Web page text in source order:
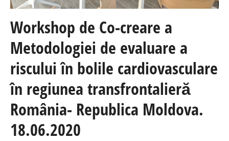
Workshop de Co-creare a
Metodologiei de evaluare a
riscului în bolile cardiovasculare
în regiunea transfrontalieră
România- Republica Moldova.
18.06.2020